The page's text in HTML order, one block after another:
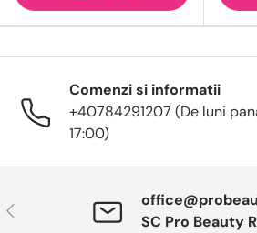
Comenzi si informatii
+40784291207 (De luni
17:00)
Anterior
SC Pro Beauty